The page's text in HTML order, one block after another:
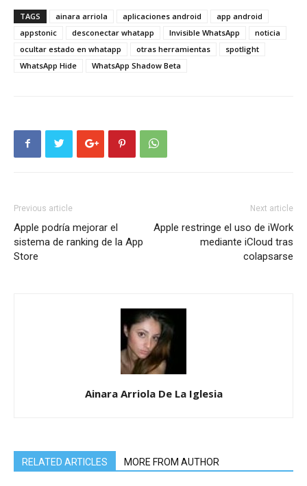
TAGS ainara arriola aplicaciones android
app android
appstonic
desconectar whatapp Invisible WhatsApp
noticia
ocultar estado en whatapp
otras herramientas
spotlight
WhatsApp Hide
WhatsApp Shadow Beta
Previous article
Apple podría mejorar el
sistema de ranking de la App
Store
Next article
Apple restringe el uso de iWork
mediante iCloud tras
colapsarse
Ainara Arriola De La Iglesia
RELATED ARTICLES MORE FROM AUTHOR